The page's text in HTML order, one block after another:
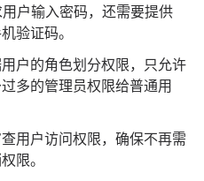
用户输入密码，还需要提供
验证码。
用户的角色划分权限，只允许
多的管理员权限给普通用
用户访问权限，确保不再需
限。